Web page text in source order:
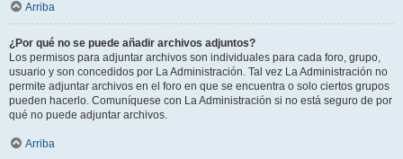
Arriba
¿Por qué no se puede añadir archivos adjuntos?
Los permisos para adjuntar archivos son individuales para cada foro, grupo,
usuario y son concedidos por La Administración. Tal vez La Administración no
permite adjuntar archivos en el foro en que se encuentra o solo ciertos grupos
pueden hacerlo. Comuníquese con La Administración si no está seguro de por
qué no puede adjuntar archivos.
Arriba